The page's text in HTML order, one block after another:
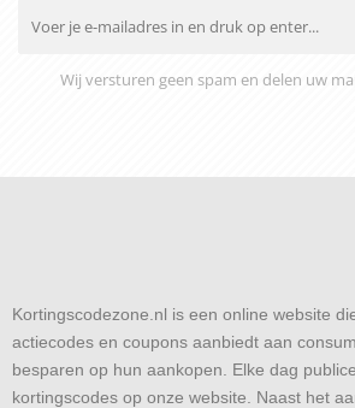
Wij versturen geen spam en delen uw
Kortingscodezone.nl is een online website
actiecodes en coupons aanbiedt aan
besparen op hun aankopen. Elke dag
kortingscodes op onze website. Naast het